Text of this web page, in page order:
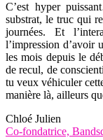
C’est hyper
substrat, le truc qui
journées. Et
l’impression d’avoir
les mois depuis le
de recul, de
tu veux véhiculer
manière là, ailleurs
Chloé Julien
Co-fondatrice,